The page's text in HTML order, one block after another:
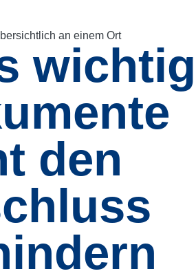
an einem Ort
den